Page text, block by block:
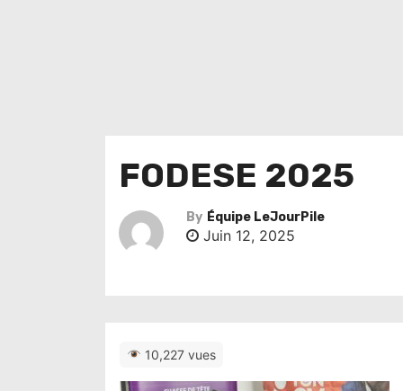
FODESE 2025
By Équipe LeJourPile
Juin 12, 2025
10,227 vues